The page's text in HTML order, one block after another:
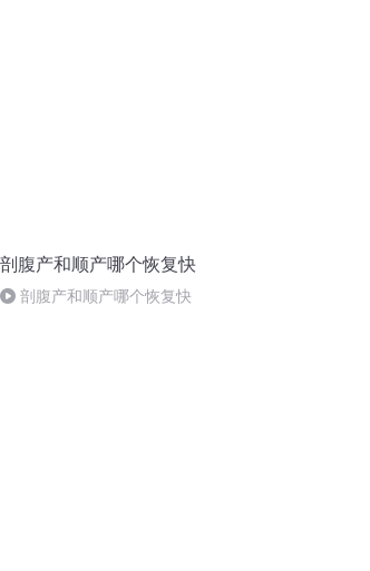
剖腹产和顺产哪个恢复快
剖腹产和顺产哪个恢复快